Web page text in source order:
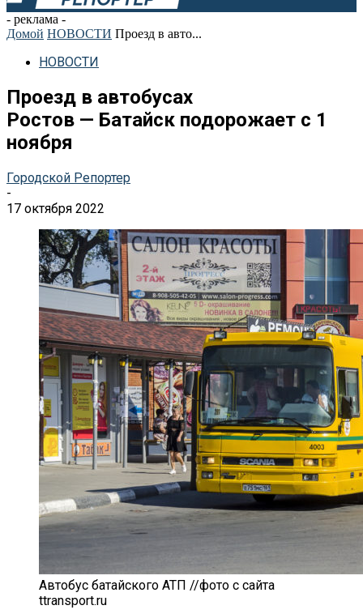
- реклама -
Домой НОВОСТИ Проезд в авто...
НОВОСТИ
Проезд в автобусах
Ростов — Батайск подорожает с 1
ноября
Городской Репортер
-
17 октября 2022
Автобус батайского АТП //фото с сайта
ttransport.ru